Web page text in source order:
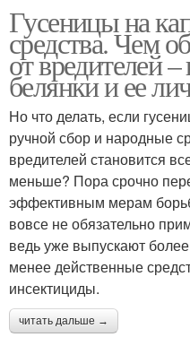
Гусеницы на
средства. Чем
от вредителей
белянки и ее
Но что делать, если
ручной сбор и народные
вредителей становится
меньше? Пора срочно
эффективным мерам
вовсе не обязательно
ведь уже выпускают
менее действенные
инсектициды.
читать дальше →